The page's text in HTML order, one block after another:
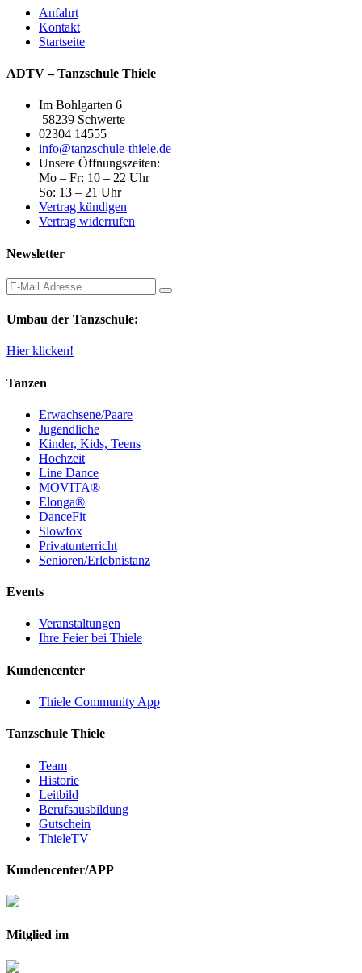
Anfahrt
Kontakt
Startseite
ADTV – Tanzschule Thiele
Im Bohlgarten 6
58239 Schwerte
02304 14555
info@tanzschule-thiele.de
Unsere Öffnungszeiten:
Mo – Fr: 10 – 22 Uhr
So: 13 – 21 Uhr
Vertrag kündigen
Vertrag widerrufen
Newsletter
Umbau der Tanzschule:
Hier klicken!
Tanzen
Erwachsene/Paare
Jugendliche
Kinder, Kids, Teens
Hochzeit
Line Dance
MOVITA®
Elonga®
DanceFit
Slowfox
Privatunterricht
Senioren/Erlebnistanz
Events
Veranstaltungen
Ihre Feier bei Thiele
Kundencenter
Thiele Community App
Tanzschule Thiele
Team
Historie
Leitbild
Berufsausbildung
Gutschein
ThieleTV
Kundencenter/APP
Mitglied im